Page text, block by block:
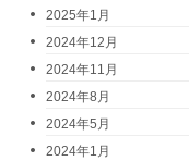
2025年1月
2024年12月
2024年11月
2024年8月
2024年5月
2024年1月